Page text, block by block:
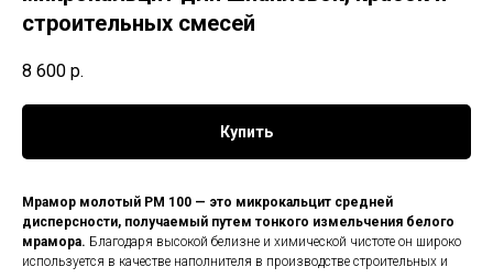
строительных смесей
8 600 р.
Купить
Мрамор молотый РМ 100 — это микрокальцит средней
дисперсности, получаемый путем тонкого измельчения белого
мрамора. Благодаря высокой белизне и химической чистоте он широко
используется в качестве наполнителя в производстве строительных и